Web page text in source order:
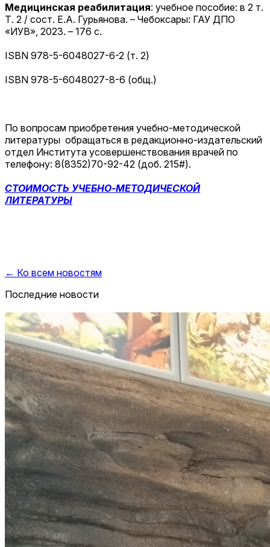
Медицинская реабилитация: учебное пособие: в 2 т.
Т. 2 / сост. Е.А. Гурьянова. – Чебоксары: ГАУ ДПО
«ИУВ», 2023. – 176 с.
ISBN 978-5-6048027-6-2 (т. 2)
ISBN 978-5-6048027-8-6 (общ.)
По вопросам приобретения учебно-методической
литературы обращаться в редакционно-издательский
отдел Института усовершенствования врачей по
телефону: 8(8352)70-92-42 (доб. 215#).
СТОИМОСТЬ УЧЕБНО-МЕТОДИЧЕСКОЙ
ЛИТЕРАТУРЫ
← Ко всем новостям
Последние новости